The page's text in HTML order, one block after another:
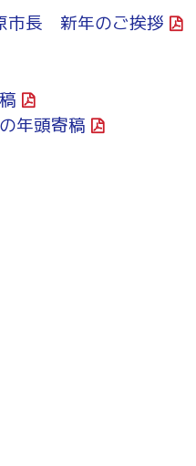
報交換会
ジネス研究会
市長 新年のご挨拶
年頭寄稿